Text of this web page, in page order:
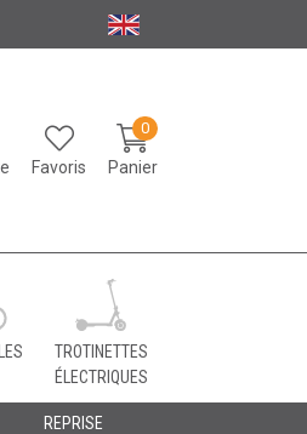
Favoris Panier
0
TROTINETTES
ÉLECTRIQUES
REPRISE